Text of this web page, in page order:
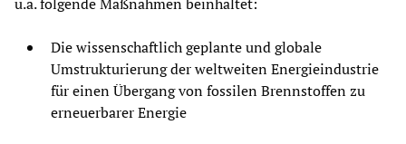
Die wissenschaftlich geplante und globale
Umstrukturierung der weltweiten Energieindustrie
für einen Übergang von fossilen Brennstoffen zu
erneuerbarer Energie